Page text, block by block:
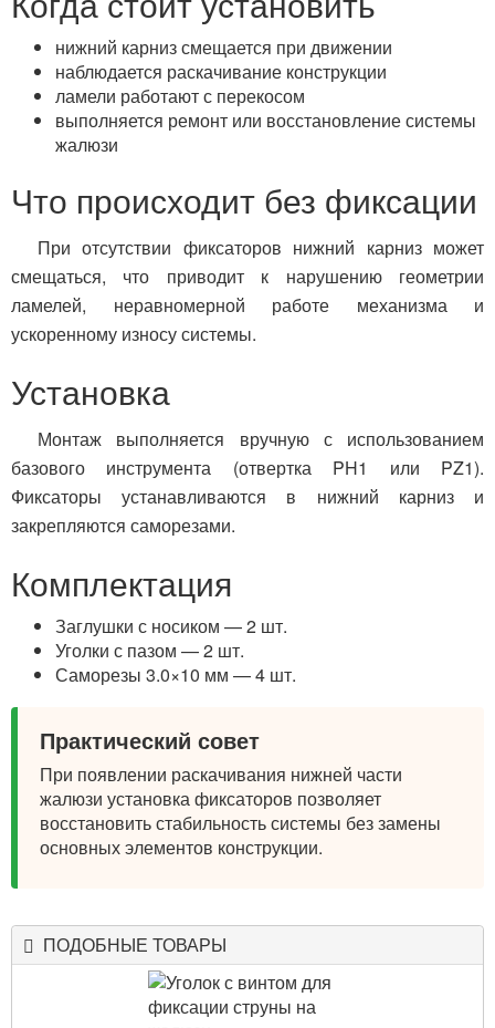
нижний карниз смещается при движении
наблюдается раскачивание конструкции
ламели работают с перекосом
выполняется ремонт или восстановление системы
жалюзи
Что происходит без фиксации
При отсутствии фиксаторов нижний карниз может
смещаться, что приводит к нарушению геометрии
ламелей, неравномерной работе механизма и
ускоренному износу системы.
Установка
Монтаж выполняется вручную с использованием
базового инструмента (отвертка PH1 или PZ1).
Фиксаторы устанавливаются в нижний карниз и
закрепляются саморезами.
Комплектация
Заглушки с носиком — 2 шт.
Уголки с пазом — 2 шт.
Саморезы 3.0×10 мм — 4 шт.
Практический совет
При появлении раскачивания нижней части
жалюзи установка фиксаторов позволяет
восстановить стабильность системы без замены
основных элементов конструкции.
ПОДОБНЫЕ ТОВАРЫ